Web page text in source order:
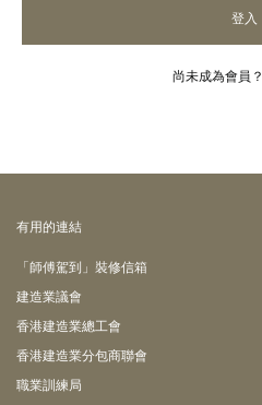
登入
尚未成為會員？
有⽤的連結
「師傅駕到」裝修信箱
建造業議會
香港建造業總工會
香港建造業分包商聯會
職業訓練局